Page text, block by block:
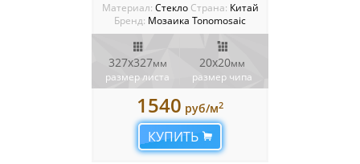
Материал: Стекло Cтрана: Китай
Бренд: Мозаика Tonomosaic
327х327мм
размер листа
20х20мм
размер чипа
1540 руб/м2
КУПИТЬ